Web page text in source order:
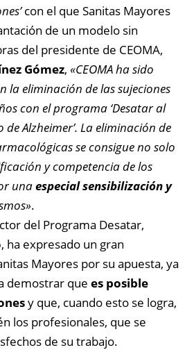
con el que Sanitas Mayores
de un modelo sin
del presidente de CEOMA,
Gómez, «CEOMA ha sido
la eliminación de las sujeciones
con el programa ‘Desatar al
Alzheimer’. La eliminación de
se consigue no solo
y competencia de los
unaespecial sensibilización y
.
del Programa Desatar,
, ha expresado un gran
Mayores por su apuesta, ya
demostrar que es posible
y que, cuando esto se logra,
los profesionales, que se
de su trabajo.